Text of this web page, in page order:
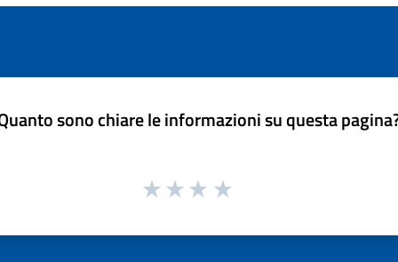
sono chiare le informazioni su questa